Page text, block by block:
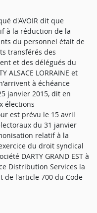
d'AVOIR dit que
à la réduction de la
du personnel était de
transférés des
et des délégués du
ALSACE LORRAINE et
n'arrivent à échéance
janvier 2015, dit en
élections
est prévu le 15 avril
du 31 janvier
relatif à la
du droit syndical
DARTY GRAND EST à
Distribution Services la
de l'article 700 du Code